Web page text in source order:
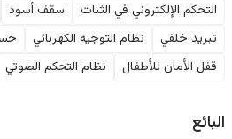
التحكم الإلكتروني في الثبات
سقف أسود
تبريد خلفي
نظام التوجيه الكهربائي
قفل الأمان للأطفال
نظام التحكم الصوتي
البائع